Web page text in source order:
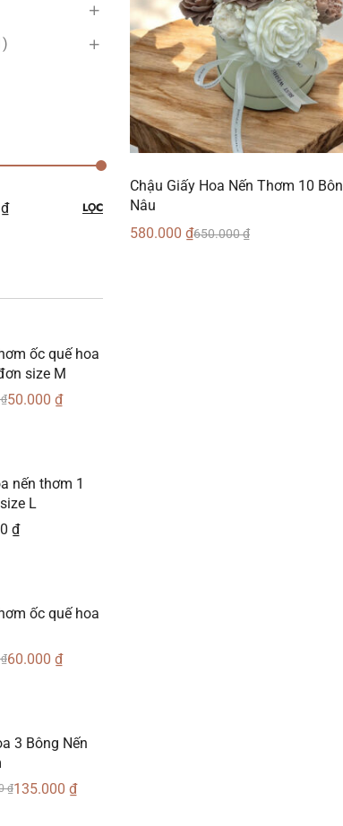
Chậu Giấy Hoa Nến Thơm 10
Nâu
650.000₫
580.000 ₫
LỌC
ốc quế hoa
size M
₫50.000 ₫
nến thơm 1
L
₫
ốc quế hoa
₫60.000 ₫
3 Bông Nến
₫135.000 ₫